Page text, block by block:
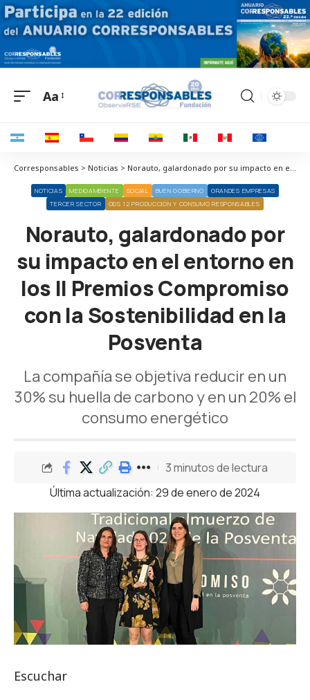
Aa
Corresponsables > Noticias > Norauto, galardonado por su impacto en el entorno en los II Premios Compromiso con la Sostenibilidad en la Posventa
NOTICIAS MEDIOAMBIENTE SOCIAL BUEN GOBIERNO
GRANDES EMPRESAS
TERCER SECTOR
ODS 12 PRODUCCIÓN Y CONSUMO RESPONSABLES
Norauto, galardonado por
su impacto en el entorno en
los II Premios Compromiso
con la Sostenibilidad en la
Posventa
La compañía se objetiva reducir en un
30% su huella de carbono y en un 20% el
consumo energético
Última actualización: 29 de enero de 2024
3 minutos de lectura
Escuchar